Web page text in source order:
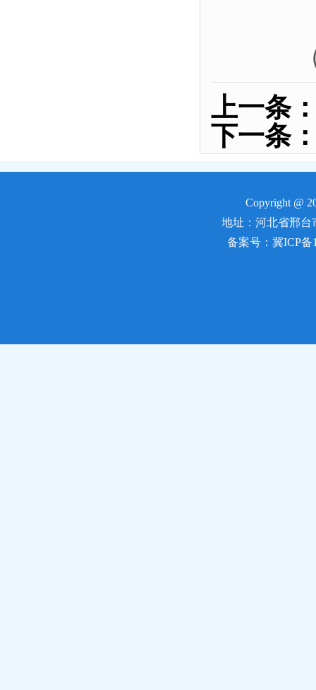
（
上一条
下一条
会主义
Copyright @
地址：河北省邢台
备案号：冀ICP备